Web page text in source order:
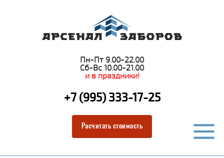
Пн-Пт 9.00-22.00
Сб-Вс 10.00-21.00
и в праздники!
+7 (995) 333-17-25
Расчитать стоимость